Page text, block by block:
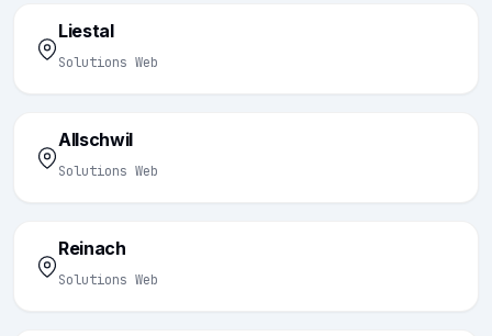
Liestal
Solutions Web
Allschwil
Solutions Web
Reinach
Solutions Web